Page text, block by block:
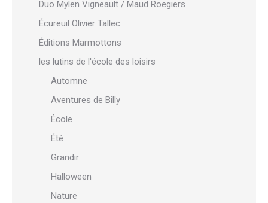
Duo Mylen Vigneault / Maud Roegiers
Écureuil Olivier Tallec
Éditions Marmottons
les lutins de l'école des loisirs
Automne
Aventures de Billy
École
Été
Grandir
Halloween
Nature